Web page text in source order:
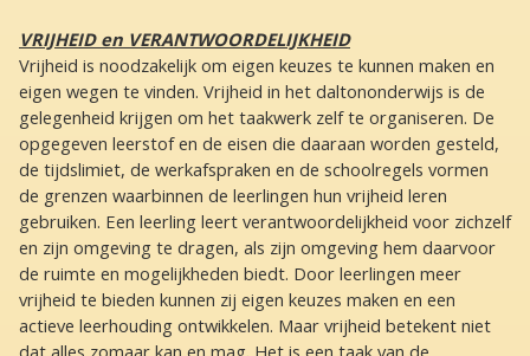
VRIJHEID en VERANTWOORDELIJKHEID
Vrijheid is noodzakelijk om eigen keuzes te kunnen maken en
eigen wegen te vinden. Vrijheid in het daltononderwijs is de
gelegenheid krijgen om het taakwerk zelf te organiseren. De
opgegeven leerstof en de eisen die daaraan worden gesteld,
de tijdslimiet, de werkafspraken en de schoolregels vormen
de grenzen waarbinnen de leerlingen hun vrijheid leren
gebruiken. Een leerling leert verantwoordelijkheid voor zichzelf
en zijn omgeving te dragen, als zijn omgeving hem daarvoor
de ruimte en mogelijkheden biedt. Door leerlingen meer
vrijheid te bieden kunnen zij eigen keuzes maken en een
actieve leerhouding ontwikkelen. Maar vrijheid betekent niet
dat alles zomaar kan en mag. Het is een taak van de